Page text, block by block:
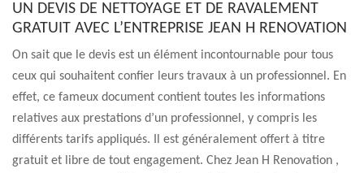
UN DEVIS DE NETTOYAGE ET DE RAVALEMENT
GRATUIT AVEC L’ENTREPRISE JEAN H RENOVATION
On sait que le devis est un élément incontournable pour tous
ceux qui souhaitent confier leurs travaux à un professionnel. En
effet, ce fameux document contient toutes les informations
relatives aux prestations d’un professionnel, y compris les
différents tarifs appliqués. Il est généralement offert à titre
gratuit et libre de tout engagement. Chez Jean H Renovation ,